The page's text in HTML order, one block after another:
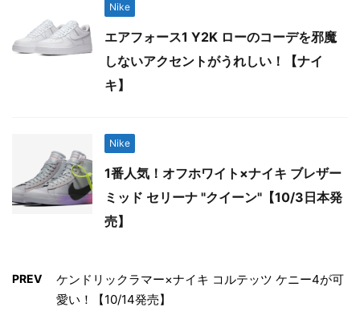
Nike
エアフォース1 Y2K ローのコーデを邪魔
しないアクセントがうれしい！【ナイ
キ】
Nike
1番人気！オフホワイト×ナイキ ブレザー
ミッド セリーナ "クイーン"【10/3日本発
売】
PREV
ケンドリックラマー×ナイキ コルテッツ ケニー4が可
愛い！【10/14発売】